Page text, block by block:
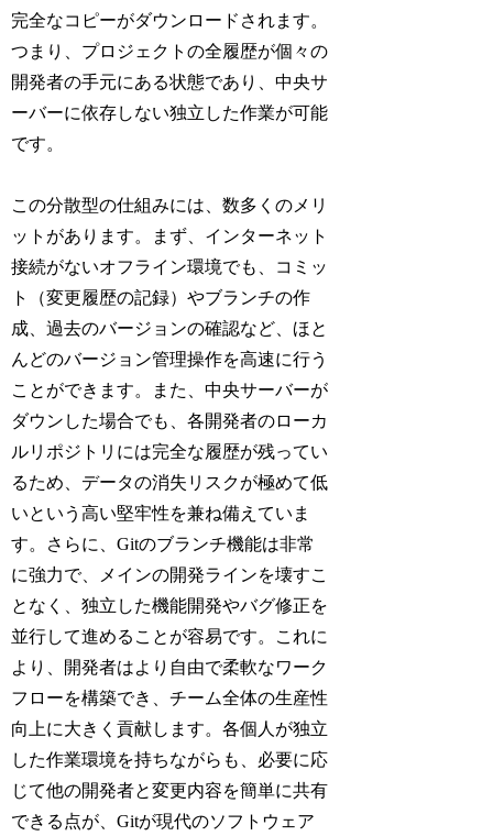
完全なコピーがダウンロードされます。
つまり、プロジェクトの全履歴が個々の
開発者の手元にある状態であり、中央サ
ーバーに依存しない独立した作業が可能
です。
この分散型の仕組みには、数多くのメリ
ットがあります。まず、インターネット
接続がないオフライン環境でも、コミッ
ト（変更履歴の記録）やブランチの作
成、過去のバージョンの確認など、ほと
んどのバージョン管理操作を高速に行う
ことができます。また、中央サーバーが
ダウンした場合でも、各開発者のローカ
ルリポジトリには完全な履歴が残ってい
るため、データの消失リスクが極めて低
いという高い堅牢性を兼ね備えていま
す。さらに、Gitのブランチ機能は非常
に強力で、メインの開発ラインを壊すこ
となく、独立した機能開発やバグ修正を
並行して進めることが容易です。これに
より、開発者はより自由で柔軟なワーク
フローを構築でき、チーム全体の生産性
向上に大きく貢献します。各個人が独立
した作業環境を持ちながらも、必要に応
じて他の開発者と変更内容を簡単に共有
できる点が、Gitが現代のソフトウェア